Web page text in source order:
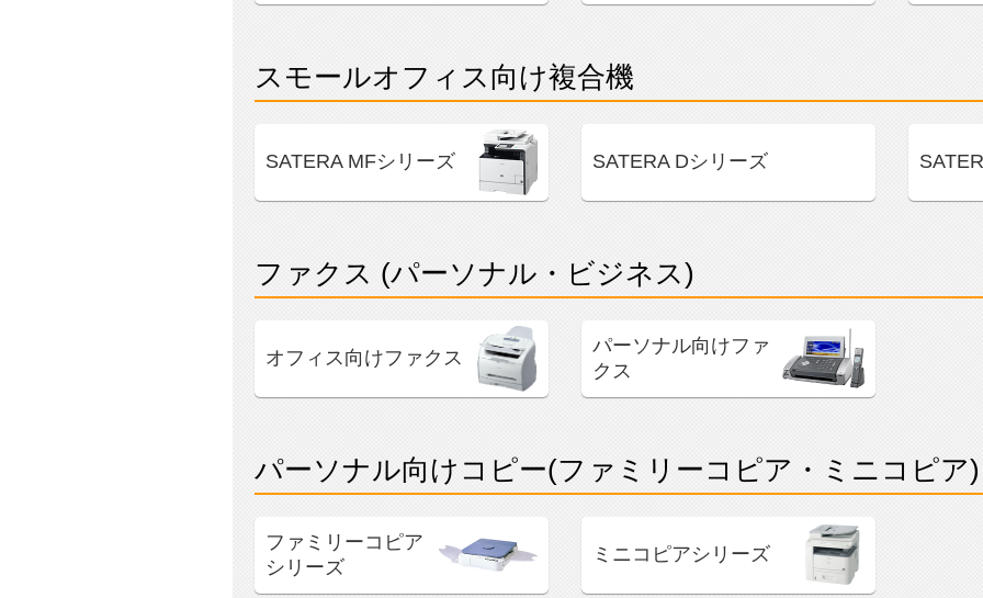
スモールオフィス向け複合機
SATERA MFシリーズ SATERA Dシリーズ
ファクス (パーソナル・ビジネス)
オフィス向けファクス
パーソナル向けファ
クス
パーソナル向けコピー(ファミリーコピア・ミニコピア)
ファミリーコピア
シリーズ
ミニコピアシリーズ